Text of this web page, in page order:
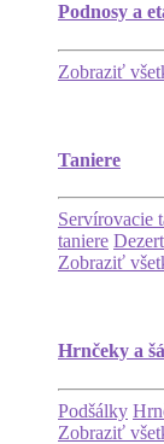
Podnosy a
Zobraziť
Taniere
Servírovacie
taniere
Zobraziť
Hrnčeky a
Podšálky
Zobraziť